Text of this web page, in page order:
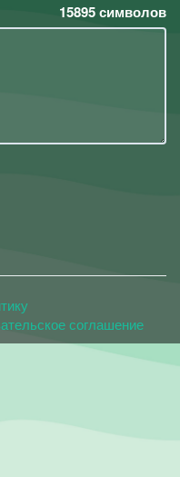
15895символов
соглашение